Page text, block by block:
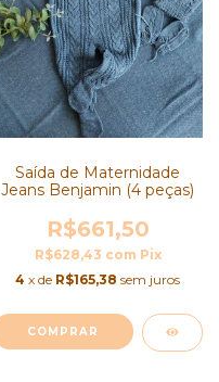
Saída de Maternidade
Jeans Benjamin (4 peças)
R$661,50
R$628,43 com Pix
4 x de R$165,38 sem juros
COMPRAR